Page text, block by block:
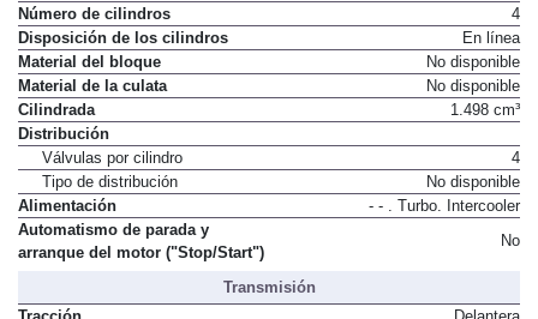
Situación
Delantero transversal
Número de cilindros
4
Disposición de los cilindros
En línea
Material del bloque
No disponible
Material de la culata
No disponible
Cilindrada
Distribución
Válvulas por cilindro
4
Tipo de distribución
No disponible
Alimentación
Automatismo de parada y
Transmisión